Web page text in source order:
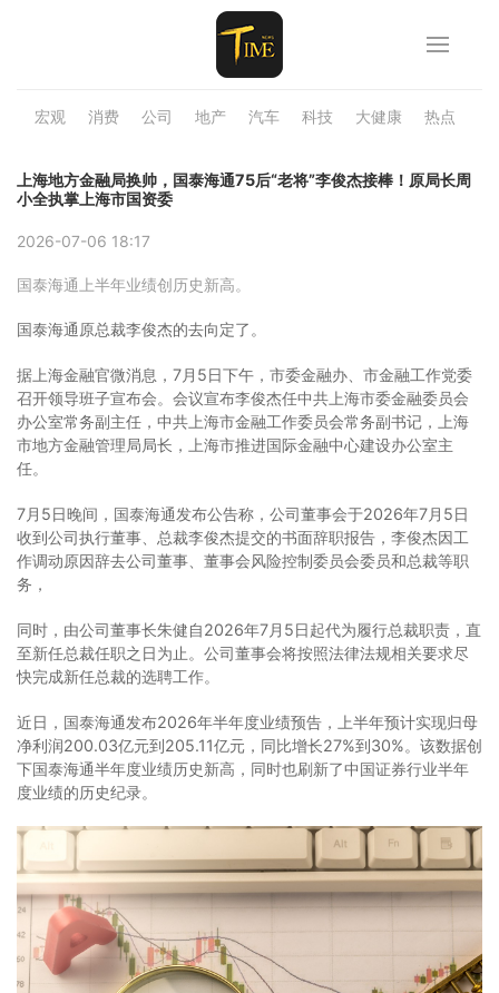
宏观 消费 公司 地产 汽车 科技 大健康 热点
上海地方金融局换帅，国泰海通75后“老将”李俊杰接棒！原局长周
小全执掌上海市国资委
2026-07-06 18:17
国泰海通上半年业绩创历史新高。
国泰海通原总裁李俊杰的去向定了。
据上海金融官微消息，7月5日下午，市委金融办、市金融工作党委
召开领导班子宣布会。会议宣布李俊杰任中共上海市委金融委员会
办公室常务副主任，中共上海市金融工作委员会常务副书记，上海
市地方金融管理局局长，上海市推进国际金融中心建设办公室主
任。
7月5日晚间，国泰海通发布公告称，公司董事会于2026年7月5日
收到公司执行董事、总裁李俊杰提交的书面辞职报告，李俊杰因工
作调动原因辞去公司董事、董事会风险控制委员会委员和总裁等职
务，
同时，由公司董事长朱健自2026年7月5日起代为履行总裁职责，直
至新任总裁任职之日为止。公司董事会将按照法律法规相关要求尽
快完成新任总裁的选聘工作。
近日，国泰海通发布2026年半年度业绩预告，上半年预计实现归母
净利润200.03亿元到205.11亿元，同比增长27%到30%。该数据创
下国泰海通半年度业绩历史新高，同时也刷新了中国证券行业半年
度业绩的历史纪录。